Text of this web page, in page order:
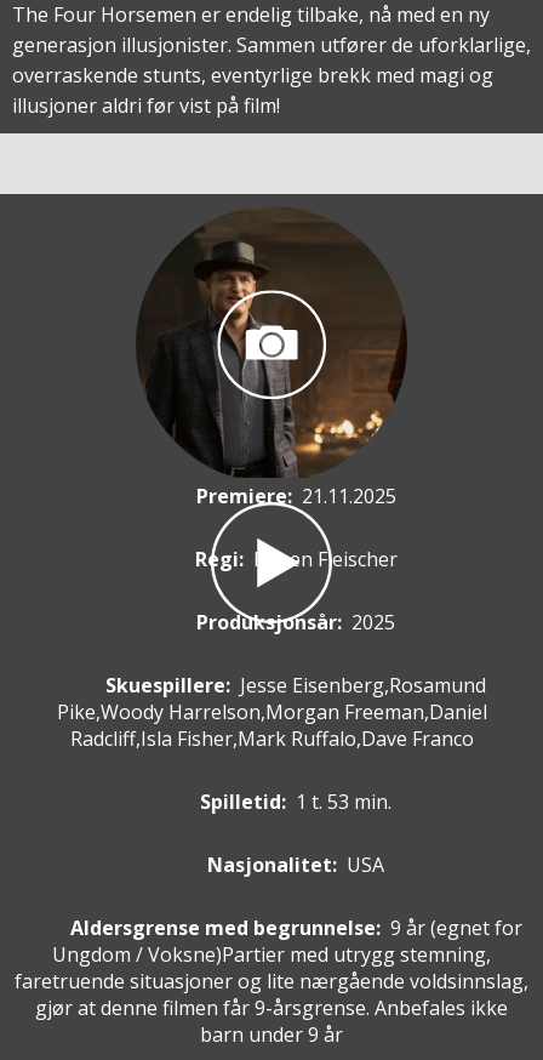
The Four Horsemen er endelig tilbake, nå med en ny
generasjon illusjonister. Sammen utfører de uforklarlige,
overraskende stunts, eventyrlige brekk med magi og
illusjoner aldri før vist på film!
Premiere: 21.11.2025
Regi: Ruben Fleischer
Produksjonsår: 2025
Skuespillere: Jesse Eisenberg,Rosamund
Pike,Woody Harrelson,Morgan Freeman,Daniel
Radcliff,Isla Fisher,Mark Ruffalo,Dave Franco
Spilletid: 1 t. 53 min.
Nasjonalitet: USA
Aldersgrense med begrunnelse: 9 år (egnet for
Ungdom / Voksne)Partier med utrygg stemning,
faretruende situasjoner og lite nærgående voldsinnslag,
gjør at denne filmen får 9-årsgrense. Anbefales ikke
barn under 9 år